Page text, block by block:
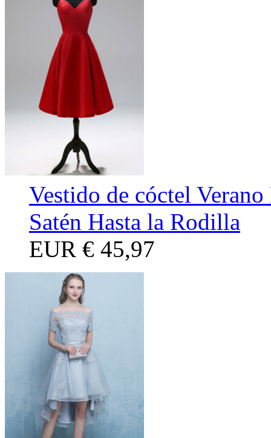
Vestido de cóctel
Satén Hasta la Rodilla
EUR € 45,97